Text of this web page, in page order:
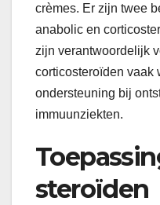
crèmes. Er zijn twee
anabolic en
zijn verantwoordelijk
corticosteroïden vaak
ondersteuning bij
immuunziekten.
steroïden